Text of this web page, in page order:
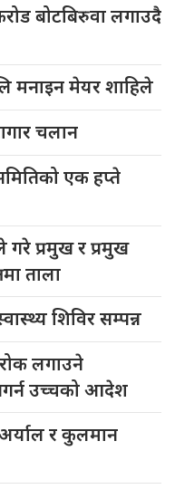
बोटबिरुवा लगाउदै
मनाइन मेयर शाहिले
चलान
एक हप्ते
गरे प्रमुख र प्रमुख
ताला
शिविर सम्पन्न
रोक लगाउने
उच्चको आदेश
र कुलमान